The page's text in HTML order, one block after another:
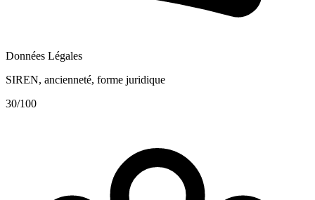
Données Légales
SIREN, ancienneté, forme juridique
30/100